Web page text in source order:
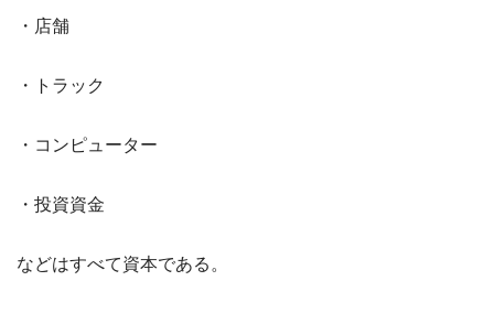
・店舗
・トラック
・コンピューター
・投資資金
などはすべて資本である。